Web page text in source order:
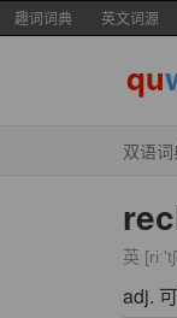
趣词词典 英文词源
双语
英
adj.